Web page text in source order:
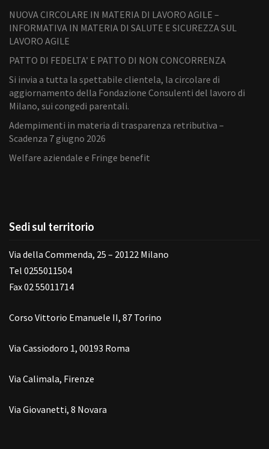
NUOVA CIRCOLARE IN MATERIA DI LAVORO AGILE –
INFORMATIVA IN MATERIA DI SALUTE E SICUREZZA SUL
LAVORO AGILE
PATTO DI FEDELTA’ E PATTO DI NON CONCORRENZA
Si invia a tutta la spettabile clientela, la circolare di
aggiornamento della Fondazione Consulenti del lavoro di
Milano, sui congedi parentali.
Adempimenti in materia di trasparenza retributiva –
Scadenza 7 giugno 2026
Welfare aziendale e Fringe benefit
Sedi sul territorio
Via della Commenda, 25 – 20122 Milano
Tel 0255011504
Fax 02 55011714
Corso Vittorio Emanuele II, 87 Torino
Via Cassiodoro 1, 00193 Roma
Via Calimala, Firenze
Via Giovanetti, 8 Novara